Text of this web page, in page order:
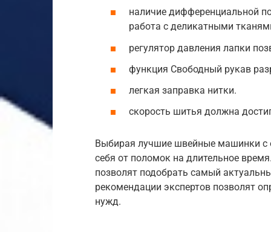
наличие дифференциальной
работа с деликатными
регулятор давления лапки
функция Свободный рукав
легкая заправка нитки.
скорость шитья должна
Выбирая лучшие швейные машинки с
себя от поломок на длительное
позволят подобрать самый
рекомендации экспертов позволят
нужд.